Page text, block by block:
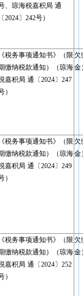
、琼海税嘉积局 通
〔2024〕242号）
《税务事项通知书》（限
缴纳税款通知）（琼海
嘉积局 通〔2024〕247
）
欠
金
《税务事项通知书》（限
缴纳税款通知）（琼海
嘉积局 通〔2024〕249
）
欠
金
《税务事项通知书》（限
缴纳税款通知）（琼海
嘉积局 通〔2024〕252
）
欠
金